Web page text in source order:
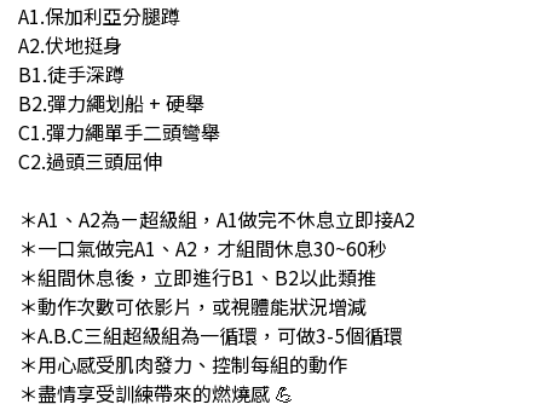
A1.保加利亞分腿蹲
A2.伏地挺身
B1.徒手深蹲
B2.彈力繩划船 + 硬舉
C1.彈力繩單手二頭彎舉
C2.過頭三頭屈伸
＊A1、A2為ㄧ超級組，A1做完不休息立即接A2
＊一口氣做完A1、A2，才組間休息30~60秒
＊組間休息後，立即進行B1、B2以此類推
＊動作次數可依影片，或視體能狀況增減
＊A.B.C三組超級組為一循環， 可做3-5個循環
＊用心感受肌肉發力、控制每組的動作
＊盡情享受訓練帶來的燃燒感 💪